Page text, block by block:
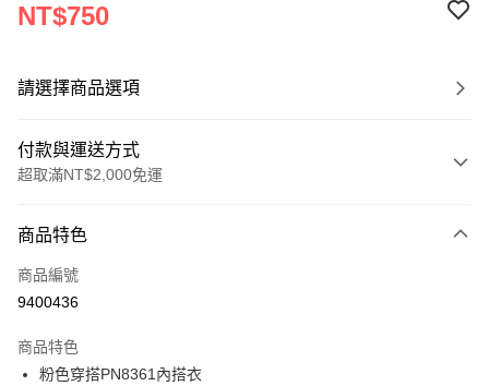
NT$750
請選擇商品選項
付款與運送方式
超取滿NT$2,000免運
信用卡一次付款
超商取貨付款
Apple Pay
商品特色
商品編號
9400436
商品特色
粉色穿搭PN8361內搭衣